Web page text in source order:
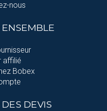
nous
affilié
Bobex
DEVIS